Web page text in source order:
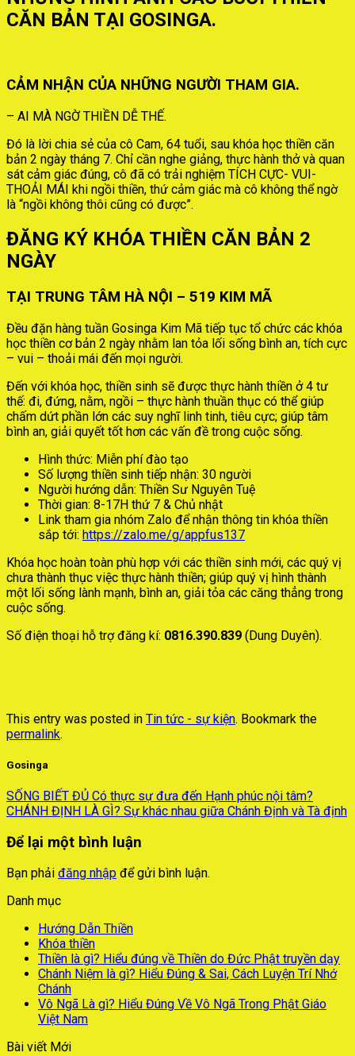
CĂN BẢN TẠI GOSINGA.
CẢM NHẬN CỦA NHỮNG NGƯỜI THAM GIA.
– AI MÀ NGỜ THIỀN DỄ THẾ.
Đó là lời chia sẻ của cô Cam, 64 tuổi, sau khóa học thiền căn
bản 2 ngày tháng 7. Chỉ cần nghe giảng, thực hành thở và quan
sát cảm giác đúng, cô đã có trải nghiệm TÍCH CỰC- VUI-
THOẢI MÁI khi ngồi thiền, thứ cảm giác mà cô không thể ngờ
là “ngồi không thôi cũng có được”.
ĐĂNG KÝ KHÓA THIỀN CĂN BẢN 2
NGÀY
TẠI TRUNG TÂM HÀ NỘI – 519 KIM MÃ
Đều đặn hàng tuần Gosinga Kim Mã tiếp tục tổ chức các khóa
học thiền cơ bản 2 ngày nhằm lan tỏa lối sống bình an, tích cực
– vui – thoải mái đến mọi người.
Đến với khóa học, thiền sinh sẽ được thực hành thiền ở 4 tư
thế: đi, đứng, nằm, ngồi – thực hành thuần thục có thể giúp
chấm dứt phần lớn các suy nghĩ linh tinh, tiêu cực; giúp tâm
bình an, giải quyết tốt hơn các vấn đề trong cuộc sống.
Hình thức: Miễn phí đào tạo
Số lượng thiền sinh tiếp nhận: 30 người
Người hướng dẫn: Thiền Sư Nguyên Tuệ
Thời gian: 8-17H thứ 7 & Chủ nhật
Link tham gia nhóm Zalo để nhận thông tin khóa thiền
sắp tới: https://zalo.me/g/appfus137
Khóa học hoàn toàn phù hợp với các thiền sinh mới, các quý vị
chưa thành thục việc thực hành thiền; giúp quý vị hình thành
một lối sống lành mạnh, bình an, giải tỏa các căng thẳng trong
cuộc sống.
Số điện thoại hỗ trợ đăng kí: 0816.390.839 (Dung Duyên).
This entry was posted in Tin tức - sự kiện. Bookmark the
permalink.
Gosinga
SỐNG BIẾT ĐỦ Có thực sự đưa đến Hạnh phúc nội tâm?
CHÁNH ĐỊNH LÀ GÌ? Sự khác nhau giữa Chánh Định và Tà định
Để lại một bình luận
Bạn phải đăng nhập để gửi bình luận.
Danh mục
Hướng Dẫn Thiền
Khóa thiền
Thiền là gì? Hiểu đúng về Thiền do Đức Phật truyền dạy
Chánh Niệm là gì? Hiểu Đúng & Sai, Cách Luyện Trí Nhớ
Chánh
Vô Ngã Là gì? Hiểu Đúng Về Vô Ngã Trong Phật Giáo
Việt Nam
Bài viết Mới